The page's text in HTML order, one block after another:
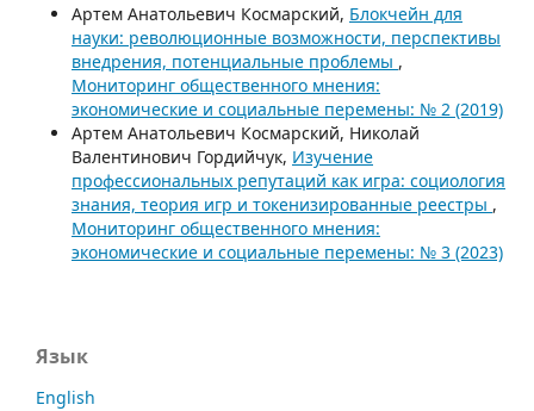
Артем Анатольевич Космарский, Блокчейн для
науки: революционные возможности, перспективы
внедрения, потенциальные проблемы ,
Мониторинг общественного мнения:
экономические и социальные перемены: № 2 (2019)
Артем Анатольевич Космарский, Николай
Валентинович Гордийчук, Изучение
профессиональных репутаций как игра: социология
знания, теория игр и токенизированные реестры ,
Мониторинг общественного мнения:
экономические и социальные перемены: № 3 (2023)
Язык
English